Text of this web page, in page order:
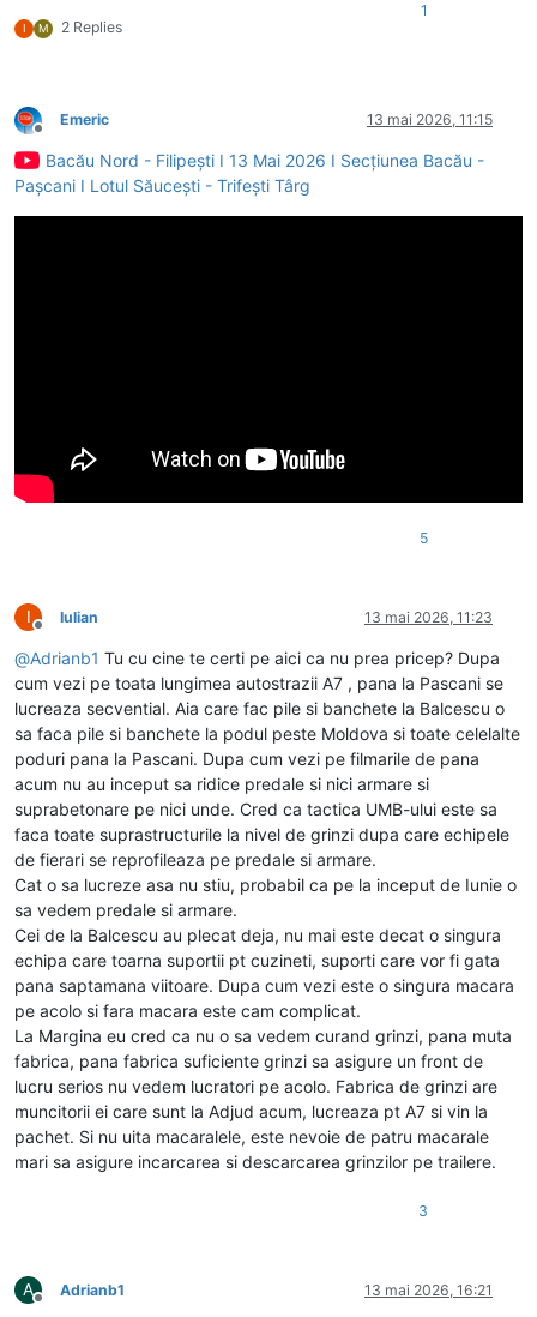
I M 2 Replies
1
Deconectat
Emeric 13 mai 2026, 11:15
Bacău Nord - Filipești I 13 Mai 2026 I Secțiunea Bacău -
Pașcani I Lotul Săucești - Trifești Târg
5
I
Deconectat
Iulian 13 mai 2026, 11:23
@Adrianb1 Tu cu cine te certi pe aici ca nu prea pricep? Dupa
cum vezi pe toata lungimea autostrazii A7 , pana la Pascani se
lucreaza secvential. Aia care fac pile si banchete la Balcescu o
sa faca pile si banchete la podul peste Moldova si toate celelalte
poduri pana la Pascani. Dupa cum vezi pe filmarile de pana
acum nu au inceput sa ridice predale si nici armare si
suprabetonare pe nici unde. Cred ca tactica UMB-ului este sa
faca toate suprastructurile la nivel de grinzi dupa care echipele
de fierari se reprofileaza pe predale si armare.
Cat o sa lucreze asa nu stiu, probabil ca pe la inceput de Iunie o
sa vedem predale si armare.
Cei de la Balcescu au plecat deja, nu mai este decat o singura
echipa care toarna suportii pt cuzineti, suporti care vor fi gata
pana saptamana viitoare. Dupa cum vezi este o singura macara
pe acolo si fara macara este cam complicat.
La Margina eu cred ca nu o sa vedem curand grinzi, pana muta
fabrica, pana fabrica suficiente grinzi sa asigure un front de
lucru serios nu vedem lucratori pe acolo. Fabrica de grinzi are
muncitorii ei care sunt la Adjud acum, lucreaza pt A7 si vin la
pachet. Si nu uita macaralele, este nevoie de patru macarale
mari sa asigure incarcarea si descarcarea grinzilor pe trailere.
3
A
Deconectat
Adrianb1 13 mai 2026, 16:21